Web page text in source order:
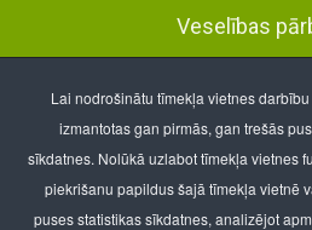
Veselības
Brāļu Kaudzīšu iela 26
tālr.: 67650518,
Veterinārā klīnika
t/c “Minska”, Nīcgales
Lai nodrošinātu tīmekļa vietnes
izmantotas gan pirmās, gan trešās
sīkdatnes. Nolūkā uzlabot tīmekļa vietnes
piekrišanu papildus šajā tīmekļa vietnē
puses statistikas sīkdatnes, analizējot